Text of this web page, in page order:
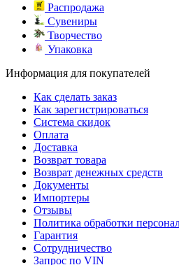
Распродажа
Сувениры
Творчество
Упаковка
Информация для покупателей
Как сделать заказ
Как зарегистрироваться
Система скидок
Оплата
Доставка
Возврат товара
Возврат денежных средств
Документы
Импортеры
Отзывы
Политика обработки
Гарантия
Сотрудничество
Запрос по VIN